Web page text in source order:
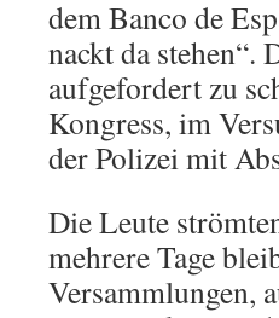
dem Banco de
nackt da stehen“.
aufgefordert zu
Kongress, im
der Polizei mit
Die Leute
mehrere Tage
Versammlungen,